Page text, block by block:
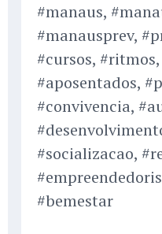
#manaus,
#manausprev,
#cursos,
#aposentados,
#convivencia,
#socializacao,
#bemestar